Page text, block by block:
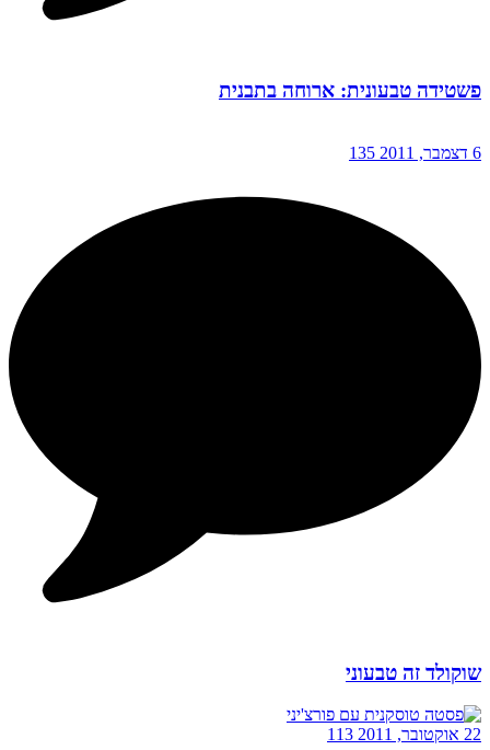
פשטידה טבעונית: ארוחה בתבנית
6 דצמבר, 2011 135
שוקולד זה טבעוני
22 אוקטובר, 2011 113